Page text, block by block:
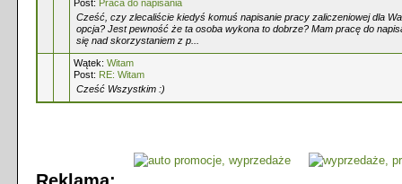
Post: Praca do napisania
Cześć, czy zlecaliście kiedyś komuś napisanie pracy zaliczeniowej dla
opcja? Jest pewność że ta osoba wykona to dobrze? Mam pracę do
się nad skorzystaniem z p...
Wątek: Witam
Post: RE: Witam
Cześć Wszystkim :)